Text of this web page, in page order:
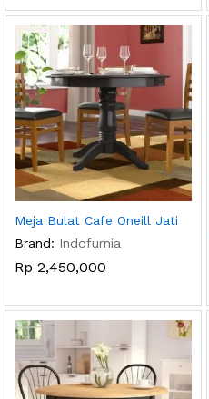
Meja Bulat Cafe Oneill Jati
Brand: Indofurnia
Rp 2,450,000